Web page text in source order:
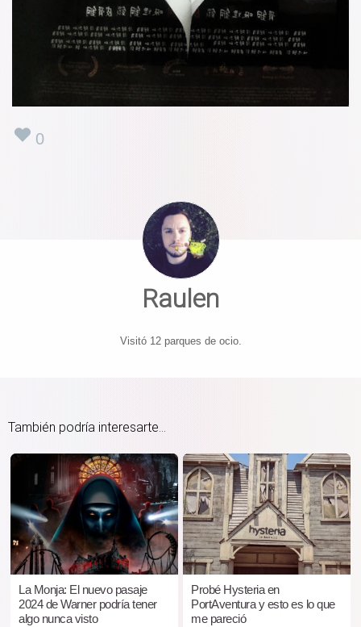
0
Raulen
Visitó 12 parques de ocio.
También podría interesarte...
La Monja: El nuevo pasaje
2024 de Warner podría tener
algo nunca visto
Probé Hysteria en
PortAventura y esto es lo que
me pareció